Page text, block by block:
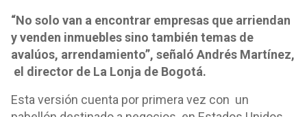
“No solo van a encontrar empresas que arriendan
y venden inmuebles sino también temas de
avalúos, arrendamiento”, señaló Andrés Martínez,
el director de La Lonja de Bogotá.
Esta versión cuenta por primera vez con un